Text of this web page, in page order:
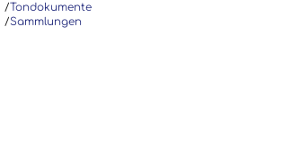
/Tondokumente
/Sammlungen